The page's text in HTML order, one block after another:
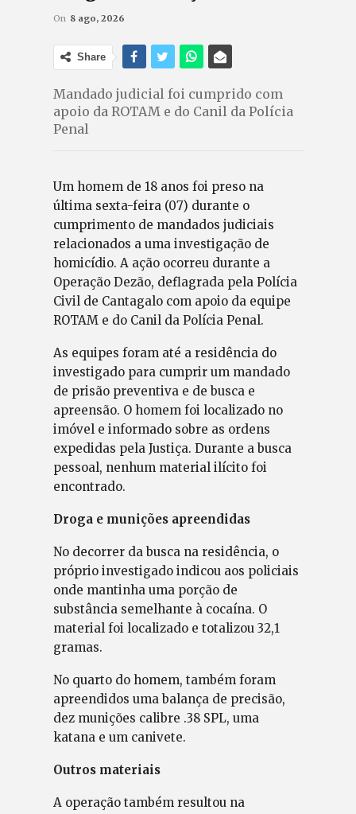
On 8 ago, 2026
Share
Mandado judicial foi cumprido com
apoio da ROTAM e do Canil da Polícia
Penal
Um homem de 18 anos foi preso na
última sexta-feira (07) durante o
cumprimento de mandados judiciais
relacionados a uma investigação de
homicídio. A ação ocorreu durante a
Operação Dezão, deflagrada pela Polícia
Civil de Cantagalo com apoio da equipe
ROTAM e do Canil da Polícia Penal.
As equipes foram até a residência do
investigado para cumprir um mandado
de prisão preventiva e de busca e
apreensão. O homem foi localizado no
imóvel e informado sobre as ordens
expedidas pela Justiça. Durante a busca
pessoal, nenhum material ilícito foi
encontrado.
Droga e munições apreendidas
No decorrer da busca na residência, o
próprio investigado indicou aos policiais
onde mantinha uma porção de
substância semelhante à cocaína. O
material foi localizado e totalizou 32,1
gramas.
No quarto do homem, também foram
apreendidos uma balança de precisão,
dez munições calibre .38 SPL, uma
katana e um canivete.
Outros materiais
A operação também resultou na